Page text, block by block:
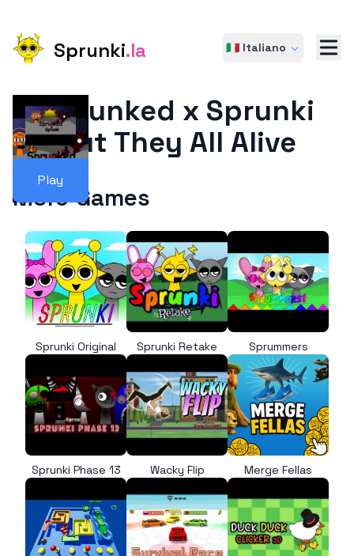
Sprunki.la 🇮🇹 Italiano
Play
Sprunked x Sprunki
But They All Alive
More Games
Sprunki Original Sprunki Retake Sprummers
Sprunki Phase 13 Wacky Flip Merge Fellas